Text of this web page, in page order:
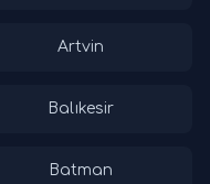
Artvin
Balıkesir
Batman